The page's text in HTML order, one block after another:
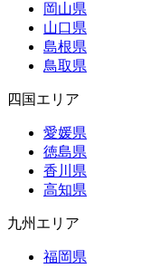
岡山県
山口県
島根県
鳥取県
四国エリア
愛媛県
徳島県
香川県
高知県
九州エリア
福岡県